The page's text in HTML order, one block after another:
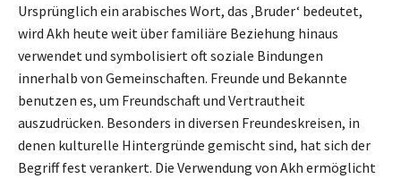
Ursprünglich ein arabisches Wort, das ‚Bruder‘ bedeutet,
wird Akh heute weit über familiäre Beziehung hinaus
verwendet und symbolisiert oft soziale Bindungen
innerhalb von Gemeinschaften. Freunde und Bekannte
benutzen es, um Freundschaft und Vertrautheit
auszudrücken. Besonders in diversen Freundeskreisen, in
denen kulturelle Hintergründe gemischt sind, hat sich der
Begriff fest verankert. Die Verwendung von Akh ermöglicht